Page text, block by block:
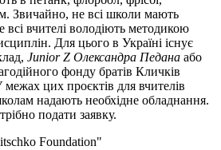
Звичайно, не всі школи мають
всі вчителі володіють методикою
Для цього в Україні існує
Junior Z Олександра Педана або
фонду братів Кличків
межах цих проєктів для вчителів
надають необхідне обладнання.
подати заявку.
Foundation"